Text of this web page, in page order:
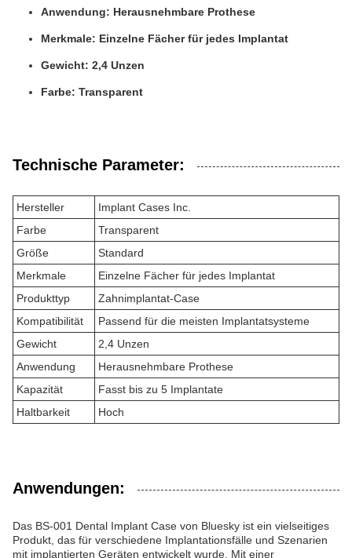
Anwendung: Herausnehmbare Prothese
Merkmale: Einzelne Fächer für jedes Implantat
Gewicht: 2,4 Unzen
Farbe: Transparent
Technische Parameter:
Hersteller
Implant Cases Inc.
Farbe
Transparent
Größe
Standard
Merkmale
Einzelne Fächer für jedes Implantat
Produkttyp
Zahnimplantat-Case
Kompatibilität
Passend für die meisten Implantatsysteme
Gewicht
2,4 Unzen
Anwendung
Herausnehmbare Prothese
Kapazität
Fasst bis zu 5 Implantate
Haltbarkeit
Hoch
Anwendungen:
Das BS-001 Dental Implant Case von Bluesky ist ein vielseitiges
Produkt, das für verschiedene Implantationsfälle und Szenarien
mit implantierten Geräten entwickelt wurde. Mit einer